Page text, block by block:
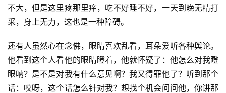
讯
点
僧
音
不大，但是这里疼那里痒，吃不好睡不好，一天到晚无精打
采，身上无力，这也是一种障碍。
还有人虽然心在念佛，眼睛喜欢乱看，耳朵爱听各种舆论。
他看到这个人看他的眼睛瞪着，他就怀疑了：他怎么对我瞪
眼呐？是不是对我有什么意见啊？我又得罪他了？听到那个
话：哎呀，这个话怎么针对我？想找个机会问问他，你讲那